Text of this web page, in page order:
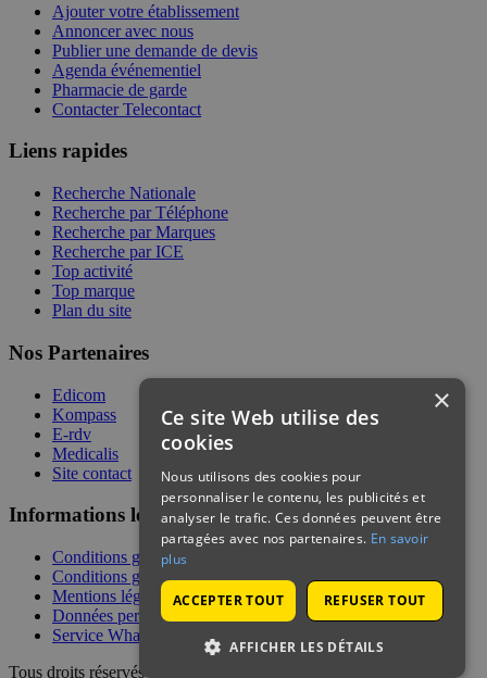
Ajouter votre établissement
Annoncer avec nous
Publier une demande de devis
Agenda événementiel
Pharmacie de garde
Contacter Telecontact
Liens rapides
Recherche Nationale
Recherche par Téléphone
Recherche par Marques
Recherche par ICE
Top activité
Top marque
Plan du site
Nos Partenaires
Edicom
Kompass
E-rdv
Medicalis
Site contact
Informations légales
Conditions générales de services
Conditions générales de vente
Mentions légales
Données personnelles
Service WhatsApp
Tous droits réservés | © Telecontact 2026
×
Ce site Web utilise des
cookies
Nous utilisons des cookies pour
personnaliser le contenu, les publicités et
analyser le trafic. Ces données peuvent être
partagées avec nos partenaires. En savoir
plus
ACCEPTER TOUT REFUSER TOUT
AFFICHER LES DÉTAILS